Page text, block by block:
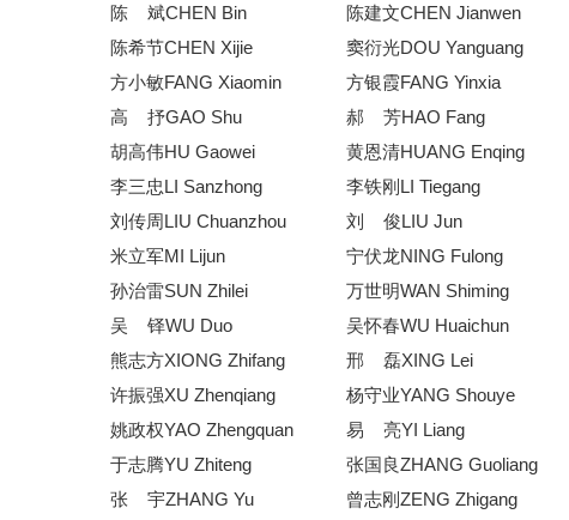
陈 斌CHEN Bin
陈建文CHEN Jianwen
陈希节CHEN Xijie
窦衍光DOU Yanguang
方小敏FANG Xiaomin
方银霞FANG Yinxia
高
抒GAO Shu 郝 芳HAO Fang
胡高伟HU Gaowei
黄恩清HUANG Enqing
李三忠LI Sanzhong
李铁刚LI Tiegang
刘传周LIU Chuanzhou
刘 俊LIU Jun
米立军MI Lijun
宁伏龙NING Fulong
孙治雷SUN Zhilei
万世明WAN Shiming
吴
铎WU Duo 吴怀春WU Huaichun
熊志方XIONG Zhifang
邢 磊XING Lei
许振强XU Zhenqiang
杨守业YANG Shouye
姚政权YAO Zhengquan
易 亮YI Liang
于志腾YU Zhiteng
张国良ZHANG Guoliang
张
宇ZHANG Yu 曾志刚ZENG Zhigang